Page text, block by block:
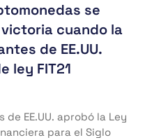
se
cuando la
de EE.UU.
ley FIT21
EE.UU. aprobó la Ley
para el Siglo